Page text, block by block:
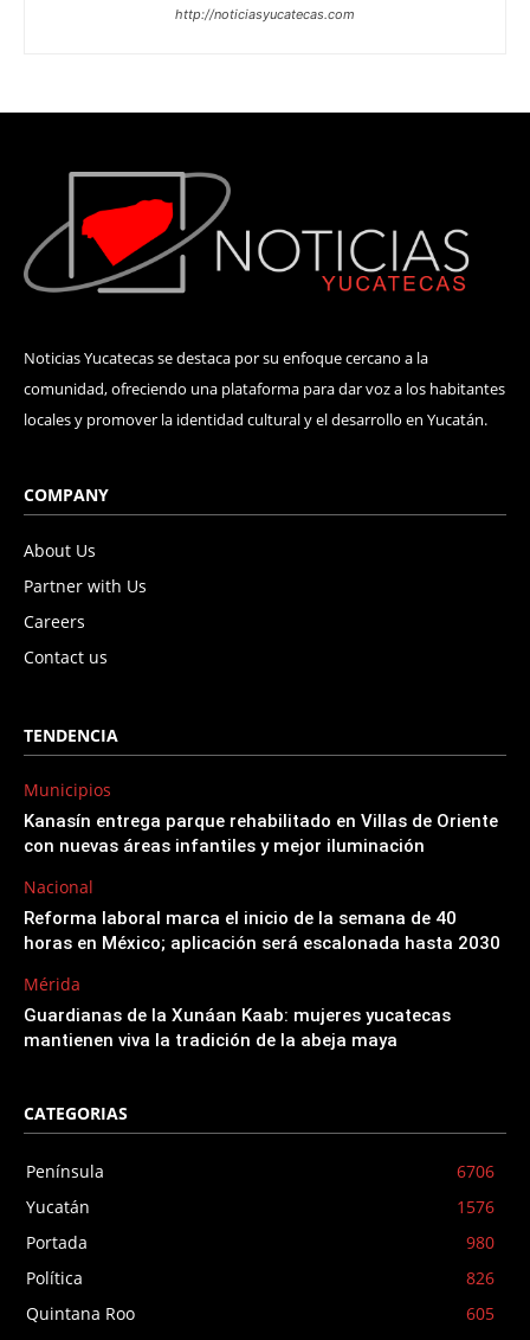
http://noticiasyucatecas.com
Noticias Yucatecas se destaca por su enfoque cercano a la
comunidad, ofreciendo una plataforma para dar voz a los habitantes
locales y promover la identidad cultural y el desarrollo en Yucatán.
COMPANY
About Us
Partner with Us
Careers
Contact us
TENDENCIA
Municipios
Kanasín entrega parque rehabilitado en Villas de Oriente
con nuevas áreas infantiles y mejor iluminación
Nacional
Reforma laboral marca el inicio de la semana de 40
horas en México; aplicación será escalonada hasta 2030
Mérida
Guardianas de la Xunáan Kaab: mujeres yucatecas
mantienen viva la tradición de la abeja maya
CATEGORIAS
Península
6706
Yucatán
1576
Portada
980
Política
826
Quintana Roo
605